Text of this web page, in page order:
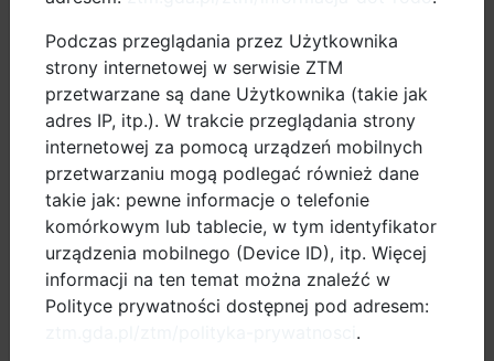
24.08.2023
Rowerem do
pracy i szkoły.
Kręć kilometry dla
Gdańska"
stratujemy z XI
edycją kampanii
społecznej!
15.06.2023
Zakończenie IX
Podczas przeglądania przez Użytkownika
strony internetowej w serwisie ZTM
przetwarzane są dane Użytkownika (takie jak
adres IP, itp.). W trakcie przeglądania strony
internetowej za pomocą urządzeń mobilnych
przetwarzaniu mogą podlegać również dane
takie jak: pewne informacje o telefonie
komórkowym lub tablecie, w tym identyfikator
urządzenia mobilnego (Device ID), itp. Więcej
informacji na ten temat można znaleźć w
Polityce prywatności dostępnej pod adresem:
.